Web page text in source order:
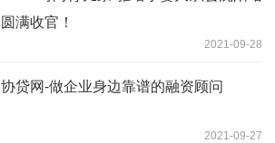
圆满收官！
2021-09-28
协贷网-做企业身边靠谱的融资顾问
2021-09-27